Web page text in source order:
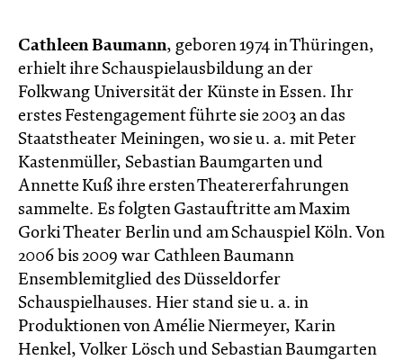
Cathleen Baumann, geboren 1974 in Thüringen,
erhielt ihre Schauspielausbildung an der
Folkwang Universität der Künste in Essen. Ihr
erstes Festengagement führte sie 2003 an das
Staatstheater Meiningen, wo sie u. a. mit Peter
Kastenmüller, Sebastian Baumgarten und
Annette Kuß ihre ersten Theatererfahrungen
sammelte. Es folgten Gastauftritte am Maxim
Gorki Theater Berlin und am Schauspiel Köln. Von
2006 bis 2009 war Cathleen Baumann
Ensemblemitglied des Düsseldorfer
Schauspielhauses. Hier stand sie u. a. in
Produktionen von Amélie Niermeyer, Karin
Henkel, Volker Lösch und Sebastian Baumgarten